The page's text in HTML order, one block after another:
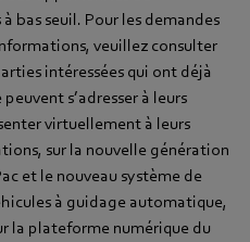
bas seuil. Pour les demandes
veuillez consulter
intéressées qui ont déjà
s’adresser à leurs
virtuellement à leurs
sur la nouvelle génération
et le nouveau système de
à guidage automatique,
la plateforme numérique du